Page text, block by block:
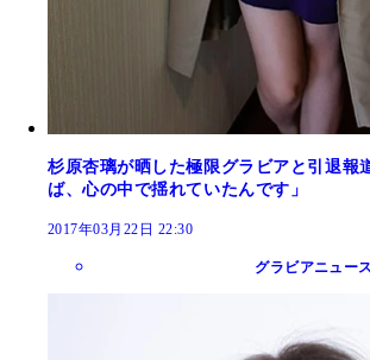
杉原杏璃が晒した極限グラビアと引退報
ば、心の中で揺れていたんです」
2017年03月22日 22:30
グラビアニュース